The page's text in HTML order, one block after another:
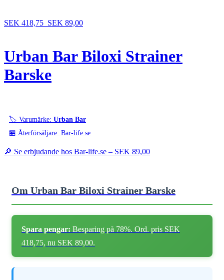
SEK 418,75 SEK 89,00
Urban Bar Biloxi Strainer
Barske
🏷️ Varumärke: Urban Bar
🏪 Återförsäljare: Bar-life.se
🔎 Se erbjudande hos Bar-life.se – SEK 89,00
Om Urban Bar Biloxi Strainer Barske
Spara pengar: Besparing på 78%. Ord. pris SEK
418,75, nu SEK 89,00.